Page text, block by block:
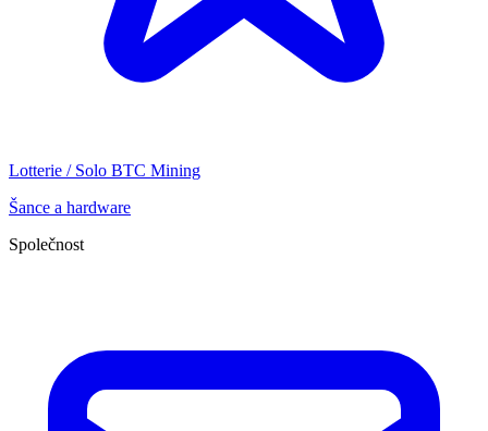
Lotterie / Solo BTC Mining
Šance a hardware
Společnost